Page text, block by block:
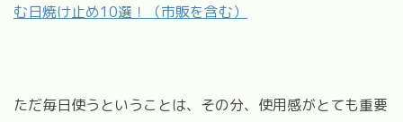
む日焼け止め10選！（市販を含む）
ただ毎日使うということは、その分、使用感がとても重要